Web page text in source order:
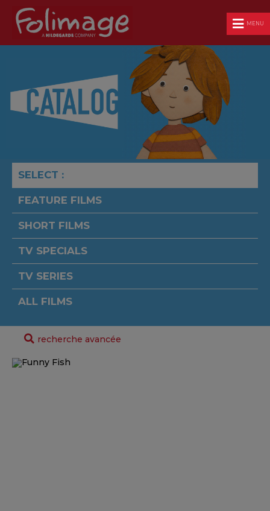
MENU
SELECT :
FEATURE FILMS
SHORT FILMS
TV SPECIALS
TV SERIES
ALL FILMS
recherche avancée